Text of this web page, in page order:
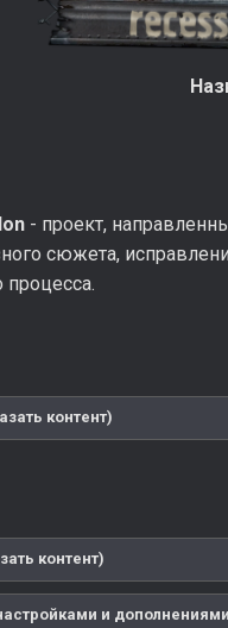
- проект,
сюжета,
процесса.
контент)
контент)
и